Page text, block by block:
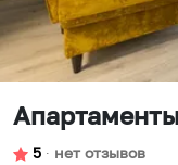
5 ∙ нет отзывов